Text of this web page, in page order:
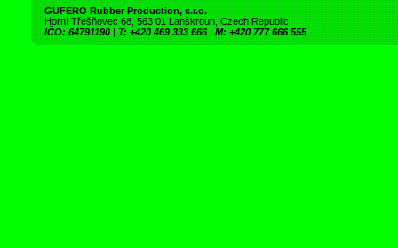
GUFERO Rubber Production, s.r.o.
Horní Třešňovec 68, 563 01 Lanškroun, Czech Republic
IČO: 64791190 | T: +420 469 333 666 | M: +420 777 666 555